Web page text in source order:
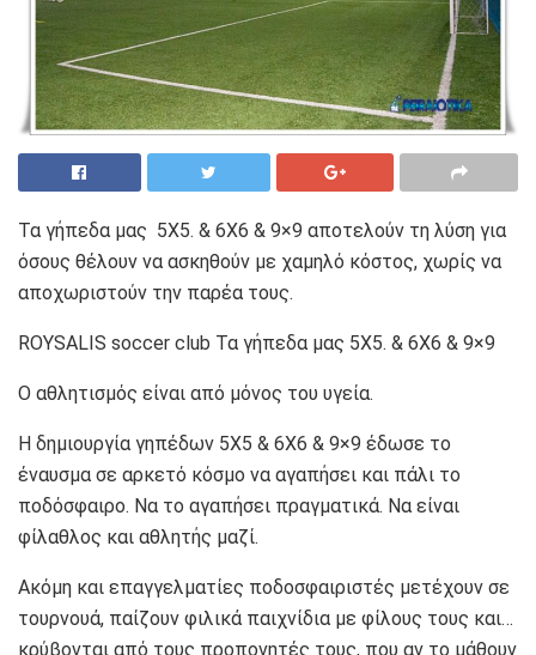
Τα γήπεδα μας 5Χ5. & 6Χ6 & 9×9 αποτελούν τη λύση για
όσους θέλουν να ασκηθούν με χαμηλό κόστος, χωρίς να
αποχωριστούν την παρέα τους.
ROYSALIS soccer club Τα γήπεδα μας 5Χ5. & 6Χ6 & 9×9
Ο αθλητισμός είναι από μόνος του υγεία.
Η δημιουργία γηπέδων 5Χ5 & 6Χ6 & 9×9 έδωσε το
έναυσμα σε αρκετό κόσμο να αγαπήσει και πάλι το
ποδόσφαιρο. Να το αγαπήσει πραγματικά. Να είναι
φίλαθλος και αθλητής μαζί.
Ακόμη και επαγγελματίες ποδοσφαιριστές μετέχουν σε
τουρνουά, παίζουν φιλικά παιχνίδια με φίλους τους και…
κρύβονται από τους προπονητές τους, που αν το μάθουν